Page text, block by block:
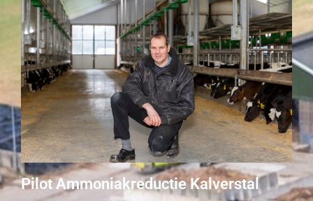
Pilot Ammoniakreductie Kalverstal